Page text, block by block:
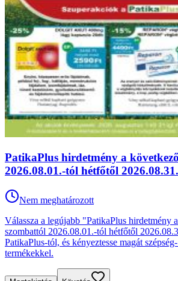
PatikaPlus hirdetmény a
2026.08.01.-tól hétfőtől
Nem meghatározott
Válassza a legújabb "PatikaPlus hirdetmény
szombattól 2026.08.01.-tól hétfőtől
PatikaPlus-tól, és kényeztesse magát
termékekkel.